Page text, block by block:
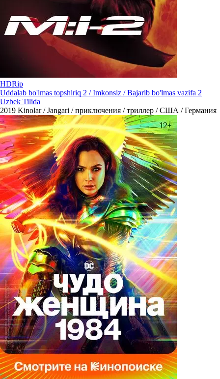
HDRip
Uddalab bo'lmas topshiriq 2 / Imkonsiz / Bajarib bo'lmas vazifa 2
Uzbek Tilida
2019 Kinolar / Jangari / приключения / триллер / США / Германия